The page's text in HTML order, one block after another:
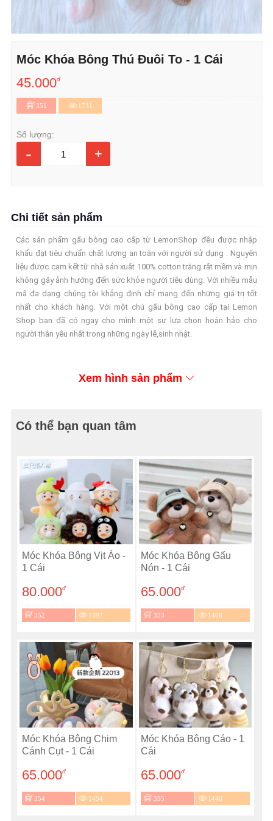
Móc Khóa Bông Thú Đuôi To - 1 Cái
45.000đ
351 1731
Số lượng:
- +
Chi tiết sản phẩm
Các sản phẩm gấu bông cao cấp từ LemonShop đều được nhập
khẩu đạt tiêu chuẩn chất lượng an toàn với người sử dụng . Nguyên
liệu được cam kết từ nhà sản xuất 100% cotton trắng rất mềm và mịn
không gây ảnh hướng đến sức khỏe người tiêu dùng. Với nhiều mẫu
mã đa dạng chúng tôi khẳng định chỉ mang đến những giá trị tốt
nhất cho khách hàng. Với một chú gấu bông cao cấp tại Lemon
Shop bạn đã có ngay cho mình một sự lựa chọn hoàn hảo cho
người thân yêu nhất trong những ngày lễ,sinh nhật.
Xem hình sản phẩm
Có thể bạn quan tâm
Móc Khóa Bông Vịt Áo -
1 Cái
80.000đ
352 1397
Móc Khóa Bông Gấu
Nón - 1 Cái
65.000đ
353 1408
Móc Khóa Bông Chim
Cánh Cụt - 1 Cái
65.000đ
354 1454
Móc Khóa Bông Cáo - 1
Cái
65.000đ
355 1446